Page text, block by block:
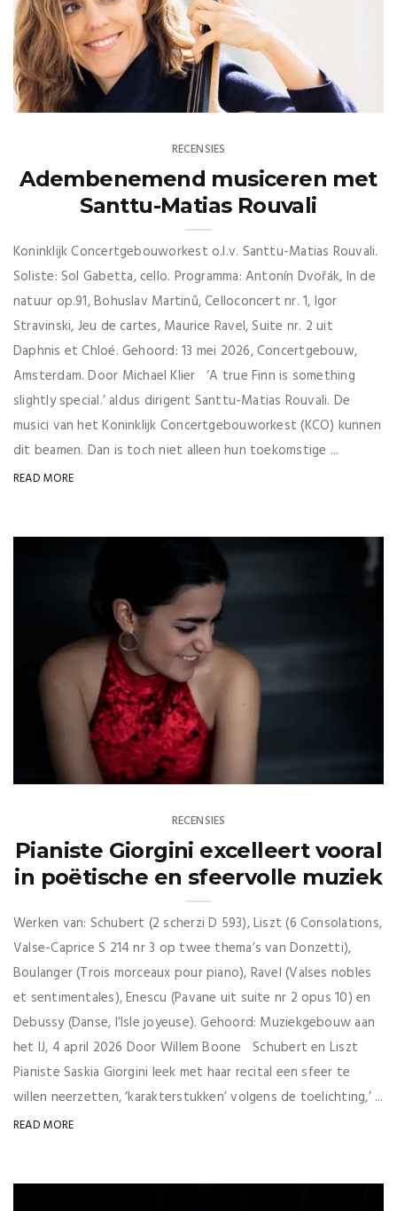
RECENSIES
Adembenemend musiceren met
Santtu-Matias Rouvali
Koninklijk Concertgebouworkest o.l.v. Santtu-Matias Rouvali.
Soliste: Sol Gabetta, cello. Programma: Antonín Dvořák, In de
natuur op.91, Bohuslav Martinů, Celloconcert nr. 1, Igor
Stravinski, Jeu de cartes, Maurice Ravel, Suite nr. 2 uit
Daphnis et Chloé. Gehoord: 13 mei 2026, Concertgebouw,
Amsterdam. Door Michael Klier ‘A true Finn is something
slightly special.’ aldus dirigent Santtu-Matias Rouvali. De
musici van het Koninklijk Concertgebouworkest (KCO) kunnen
dit beamen. Dan is toch niet alleen hun toekomstige ...
READ MORE
RECENSIES
Pianiste Giorgini excelleert vooral
in poëtische en sfeervolle muziek
Werken van: Schubert (2 scherzi D 593), Liszt (6 Consolations,
Valse-Caprice S 214 nr 3 op twee thema’s van Donzetti),
Boulanger (Trois morceaux pour piano), Ravel (Valses nobles
et sentimentales), Enescu (Pavane uit suite nr 2 opus 10) en
Debussy (Danse, l’Isle joyeuse). Gehoord: Muziekgebouw aan
het IJ, 4 april 2026 Door Willem Boone Schubert en Liszt
Pianiste Saskia Giorgini leek met haar recital een sfeer te
willen neerzetten, ‘karakterstukken’ volgens de toelichting,’ ...
READ MORE